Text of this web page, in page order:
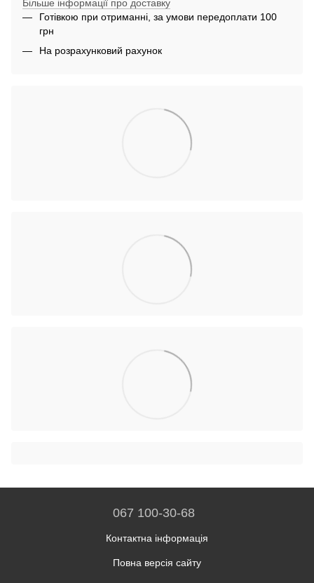
Більше інформації про доставку
Готівкою при отриманні, за умови передоплати 100
грн
На розрахунковий рахунок
067 100-30-68
Контактна інформація
Повна версія сайту